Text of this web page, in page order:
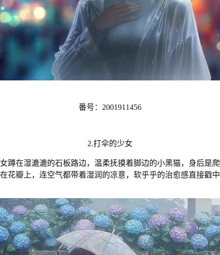
番号：2001911456
2.打伞的少女
蹲在湿漉漉的石板路边，温柔抚摸着脚边的小黑猫，身后是
花瓣上，连空气都带着湿润的凉意，软乎乎的治愈感直接戳